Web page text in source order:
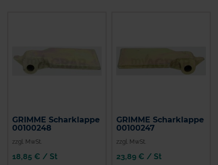
GRIMME Scharklappe
00100248
zzgl. MwSt.
18,85 € / St
GRIMME Scharklappe
00100247
zzgl. MwSt.
23,89 € / St